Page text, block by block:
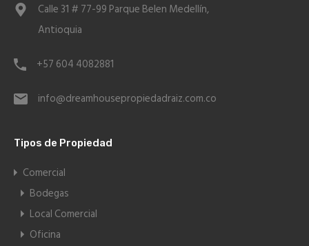
Calle 31 # 77-99 Parque Belen Medellín,
Antioquia
+57 604 4082881
info@dreamhousepropiedadraiz.com.co
Tipos de Propiedad
Comercial
Bodegas
Local Comercial
Oficina